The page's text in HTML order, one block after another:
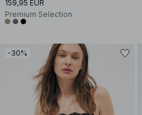
159,95 EUR
Premium Selection
-30%